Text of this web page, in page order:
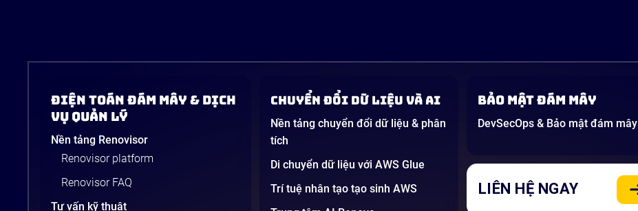
Điện Toán Đám Mây & Dịch
Vụ Quản Lý
Nền tảng Renovisor
Renovisor platform
Renovisor FAQ
Tư vấn kỹ thuật
Chuyển đổi dữ liệu và AI
Nền tảng chuyển đổi dữ liệu & phân
tích
Di chuyển dữ liệu với AWS Glue
Trí tuệ nhân tạo tạo sinh AWS
Bảo mật đám mây
DevSecOps & Bảo mật đám mây
LIÊN HỆ NGAY